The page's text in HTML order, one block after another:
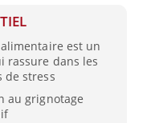
est un
rassure dans les
de stress
au grignotage